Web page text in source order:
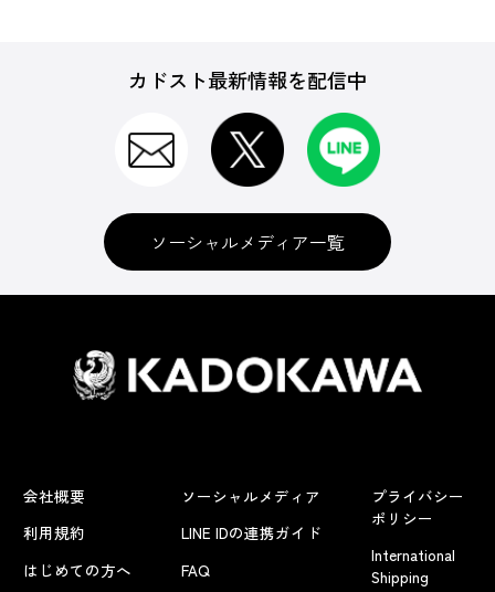
カドスト最新情報を配信中
ソーシャルメディア一覧
会社概要
利用規約
はじめての方へ
ソーシャルメディア
LINE IDの連携ガイド
FAQ
プライバシー
ポリシー
International
Shipping